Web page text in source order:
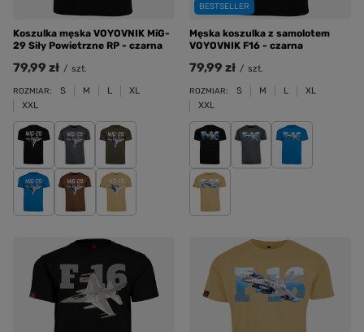
Koszulka męska VOYOVNIK MiG-
29 Siły Powietrzne RP - czarna
79,99 zł / szt.
ROZMIAR: S M L
XL
XXL
BESTSELLER
Męska koszulka z samolotem
VOYOVNIK F16 - czarna
79,99 zł / szt.
ROZMIAR: S M L
XL
XXL